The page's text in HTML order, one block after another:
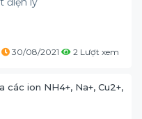
30/08/2021 2 Lượt xem
ion NH4+, Na+, Cu2+,